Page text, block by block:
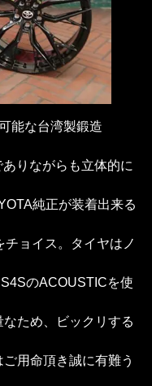
能な台湾製鍛造
りながらも立体的に
純正が装着出来る
ョイス。タイヤはノ
のACOUSTICを使
ため、ビックリする
用命頂き誠に有難う